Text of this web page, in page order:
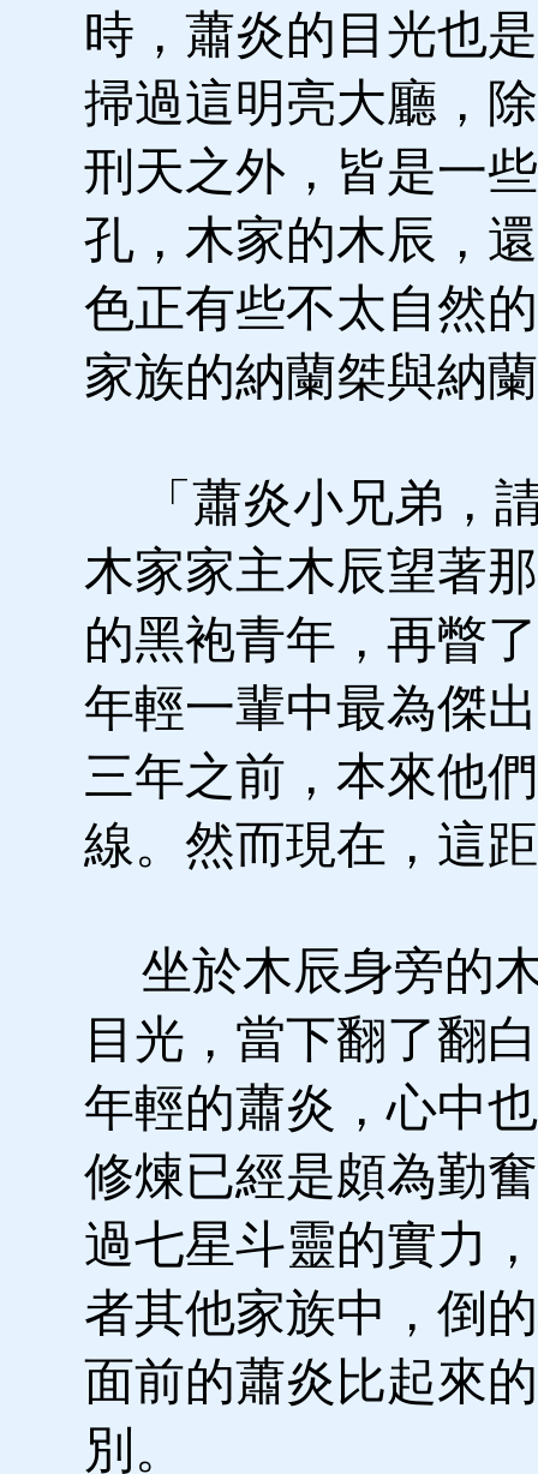
時，蕭炎的目光也
掃過這明亮大廳，
刑天之外，皆是一
孔，木家的木辰，
色正有些不太自然
家族的納蘭桀與納
「蕭炎小兄弟，
木家家主木辰望著
的黑袍青年，再瞥
年輕一輩中最為傑
三年之前，本來他
線。然而現在，這
坐於木辰身旁的
目光，當下翻了翻
年輕的蕭炎，心中
修煉已經是頗為勤
過七星斗靈的實力
者其他家族中，倒
面前的蕭炎比起來
別。